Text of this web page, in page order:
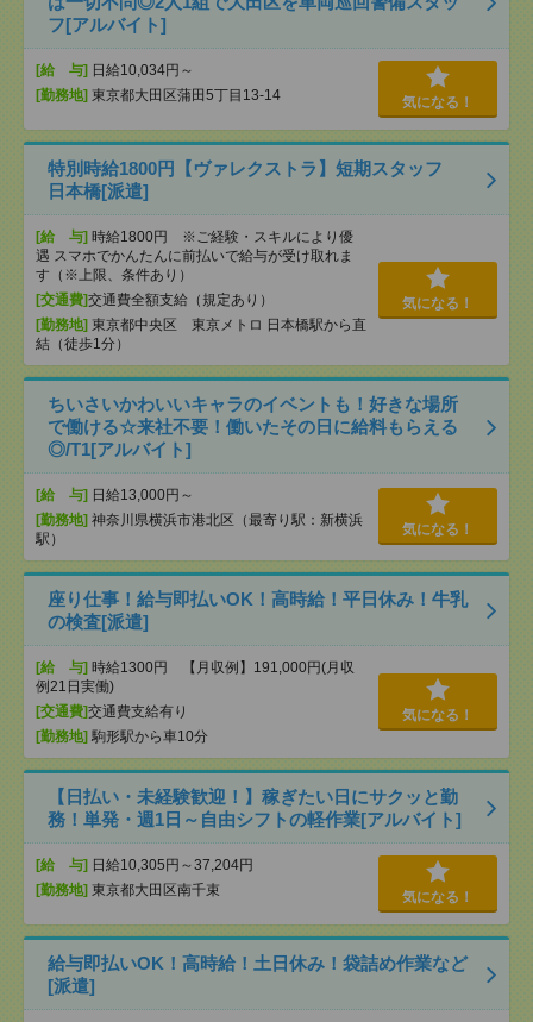
フ[アルバイト]
[給 与] 日給10,034円～
[勤務地] 東京都大田区蒲田5丁目13-14 気になる！
特別時給1800円【ヴァレクストラ】短期スタッフ
日本橋[派遣]
[給 与] 時給1800円 ※ご経験・スキルにより優
遇 スマホでかんたんに前払いで給与が受け取れま
す（※上限、条件あり）
[交通費]交通費全額支給（規定あり）
[勤務地] 東京都中央区 東京メトロ 日本橋駅から直
結（徒歩1分）
気になる！
ちいさいかわいいキャラのイベントも！好きな場所
で働ける☆来社不要！働いたその日に給料もらえる
◎/T1[アルバイト]
[給 与] 日給13,000円～
[勤務地] 神奈川県横浜市港北区（最寄り駅：新横浜
駅）
気になる！
座り仕事！給与即払いOK！高時給！平日休み！牛乳
の検査[派遣]
[給 与] 時給1300円 【月収例】191,000円(月収
例21日実働)
[交通費]交通費支給有り
[勤務地] 駒形駅から車10分
気になる！
【日払い・未経験歓迎！】稼ぎたい日にサクッと勤
務！単発・週1日～自由シフトの軽作業[アルバイト]
[給 与] 日給10,305円～37,204円
[勤務地] 東京都大田区南千束 気になる！
給与即払いOK！高時給！土日休み！袋詰め作業など
[派遣]